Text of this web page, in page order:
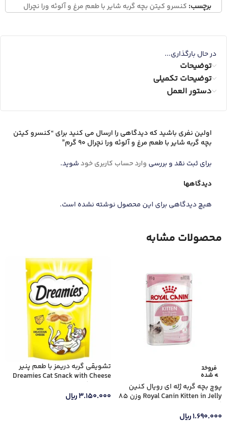
برچسب: کنسرو کیتن بچه گربه شایر با طعم مرغ و آلوئه ورا نچرال
در حال بارگذاری...
توضیحات
توضیحات تکمیلی
دستور العمل
دیدگاهها
هیچ دیدگاهی برای این محصول نوشته نشده است.
اولین نفری باشید که دیدگاهی را ارسال می کنید برای “کنسرو کیتن
بچه گربه شایر با طعم مرغ و آلوئه ورا نچرال 90 گرم”
برای ثبت نقد و بررسی وارد حساب کاربری خودشوید.
محصولات مشابه
فروخت
ه شده
پوچ بچه گربه ژله ای رویال کنین
Royal Canin Kitten in Jelly وزن 85
۱.۶۹۰.۰۰۰ریال
تشویقی گربه دریمز با طعم پنیر
Dreamies Cat Snack with Cheese
۳.۱۵۰.۰۰۰ریال